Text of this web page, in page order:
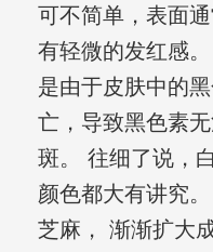
可不简单，表面
有轻微的发红感
是由于皮肤中的
亡，导致黑色素
斑。 往细了说，
颜色都大有讲究
芝麻， 渐渐扩大